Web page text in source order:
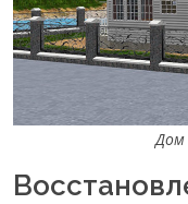
Дом